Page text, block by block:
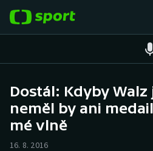
Hokej
Dostál: Kdyby
neměl by ani
mé vlně
16. 8. 2016